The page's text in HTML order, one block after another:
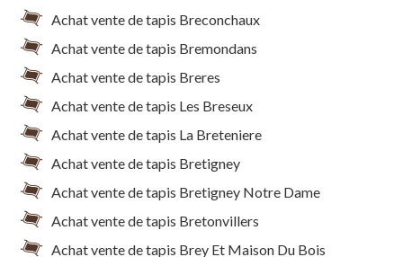
Achat vente de tapis Breconchaux
Achat vente de tapis Bremondans
Achat vente de tapis Breres
Achat vente de tapis Les Breseux
Achat vente de tapis La Breteniere
Achat vente de tapis Bretigney
Achat vente de tapis Bretigney Notre Dame
Achat vente de tapis Bretonvillers
Achat vente de tapis Brey Et Maison Du Bois